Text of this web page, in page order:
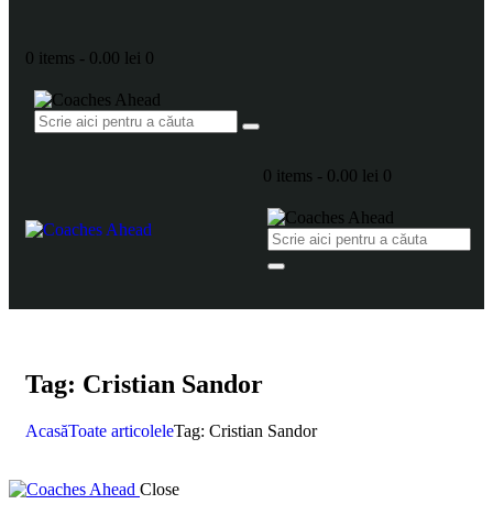
0 items - 0.00 lei 0
0 items - 0.00 lei 0
Tag: Cristian Sandor
AcasăToate articoleleTag: Cristian Sandor
Close